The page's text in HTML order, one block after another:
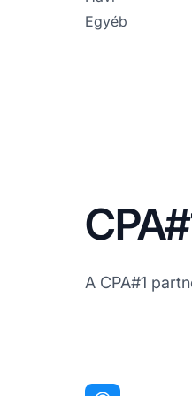
Egyéb
A CPA#1